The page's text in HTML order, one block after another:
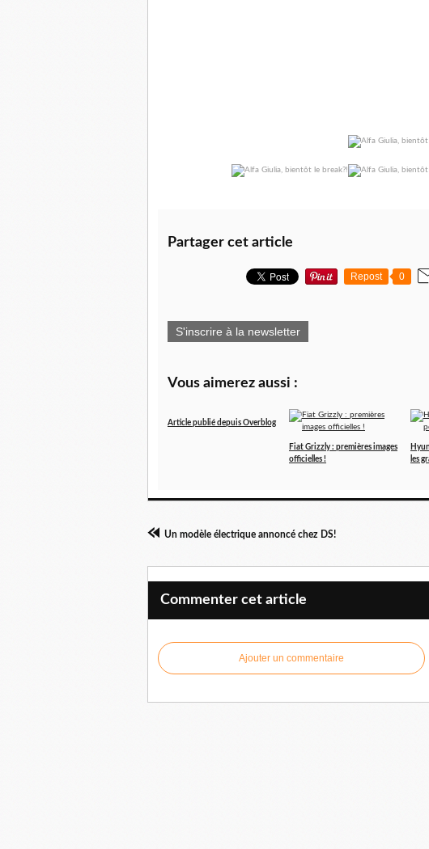
Partager cet article
Repost 0
S'inscrire à la newsletter
Vous aimerez aussi :
Article publié depuis Overblog
Fiat Grizzly : premières images
officielles !
les
Un modèle électrique annoncé chez DS!
Commenter cet article
Ajouter un commentaire